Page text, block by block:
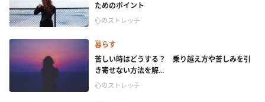
ためのポイント
心のストレッチ
暮らす
苦しい時はどうする？ 乗り越え方や苦しみを引
き寄せない方法を解...
心のストレッチ